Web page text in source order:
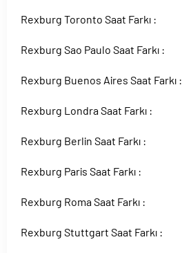
Rexburg Toronto Saat Farkı :
Rexburg Sao Paulo Saat Farkı :
Rexburg Buenos Aires Saat Farkı :
Rexburg Londra Saat Farkı :
Rexburg Berlin Saat Farkı :
Rexburg Paris Saat Farkı :
Rexburg Roma Saat Farkı :
Rexburg Stuttgart Saat Farkı :